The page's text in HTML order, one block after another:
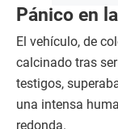
Pánico en
El vehículo, de
calcinado tras
testigos,
una intensa
redonda.